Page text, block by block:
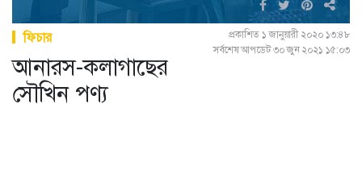
ফিচার
প্রকাশিত ১ জানুয়ারী ২০২০ ১৩:৪৮
সর্বশেষ আপডেট ৩০ জুন ২০২১ ১৫:০৩
আনারস-কলাগাছের
সৌখিন পণ্য